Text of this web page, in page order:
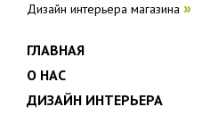
Дизайн интерьера магазина »
ГЛАВНАЯ
О НАС
ДИЗАЙН ИНТЕРЬЕРА